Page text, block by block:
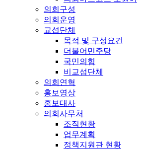
의회구성
의회운영
교섭단체
목적 및 구성요건
더불어민주당
국민의힘
비교섭단체
의회연혁
홍보영상
홍보대사
의회사무처
조직현황
업무계획
정책지원관 현황